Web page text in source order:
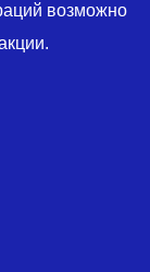
возможно